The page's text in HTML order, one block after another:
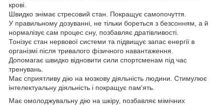
крові.
Швидко знімає стресовий стан. Покращує самопочуття.
У правильному дозуванні, не тільки бореться з безсонням, а й
нормалізує сам процес сну, позбавляє дратівливості.
Тонізує стан нервової системи та підвищує запас енергії в
організмі після тривалого фізичного навантаження.
Допомагає швидко відновити сили спортсменам під час
тренувань.
Має сприятливу дію на мозкову діяльність людини. Стимулює
інтелектуальну діяльність і покращує пам'ять.
Має омолоджувальну дію на шкіру, позбавляє мімічних